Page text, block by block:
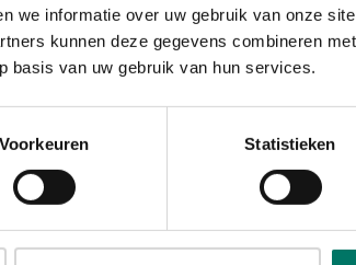
we informatie over uw gebruik van onze
kunnen deze gegevens combineren
basis van uw gebruik van hun services.
Voorkeuren Statistieken
steelpannetje, behalve de whey,
beetje begint te pruttelen.
in de magnetron.